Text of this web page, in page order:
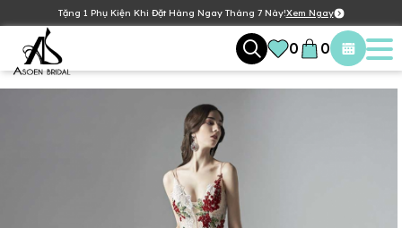
Tặng 1 Phụ Kiện Khi Đặt Hàng Ngay Tháng 7 Này!Xem Ngay
0 0